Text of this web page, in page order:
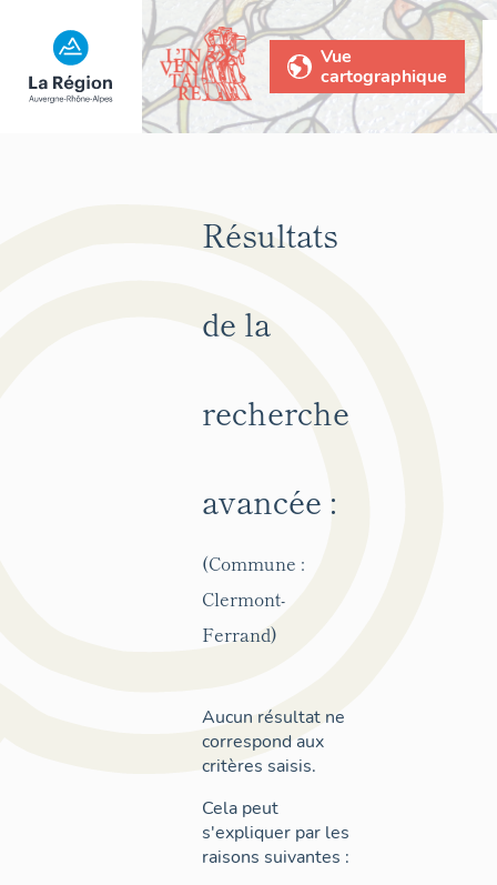
Vue
cartographique
Résultats
de la
recherche
avancée :
(Commune :
Clermont-
Ferrand)
Aucun résultat ne
correspond aux
critères saisis.
Cela peut
s'expliquer par les
raisons suivantes :